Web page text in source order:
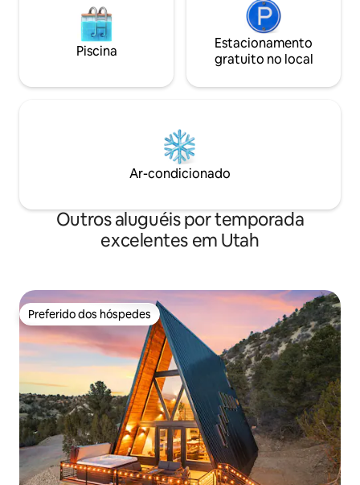
Piscina
Estacionamento
gratuito no local
Ar-condicionado
Outros aluguéis por temporada
excelentes em Utah
Preferido dos hóspedes
Preferido dos hóspedes